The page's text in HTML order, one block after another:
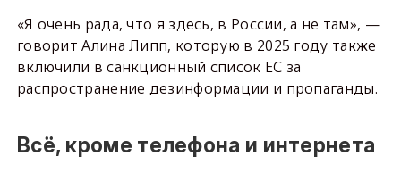
«Я очень рада, что я здесь, в России, а не там», —
говорит Алина Липп, которую в 2025 году также
включили в санкционный список ЕС за
распространение дезинформации и пропаганды.
Всё, кроме телефона и интернета